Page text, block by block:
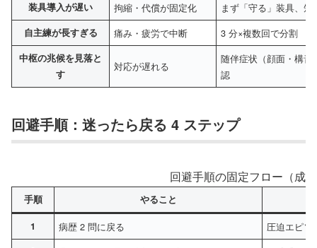
装具導入が遅い 拘縮・代償が固定化 まず「守る」装具、短
自主練が長すぎる 痛み・疲労で中断 3 分×複数回で分割
中枢の兆候を見落と
す
対応が遅れる
随伴症状（顔面・構音
認
回避手順：迷ったら戻る 4 ステップ
回避手順の固定フロー（成
手順 やること
1 病歴 2 問に戻る 圧迫エピソ